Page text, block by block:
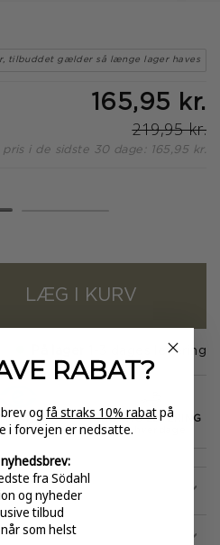
tilbuddet gælder så længe lager haves
165,95 kr.
219,95 kr.
pris i de sidste 30 dage: 165,95 kr.
LÆG I KURV
1-3 dages levering
HURTIG LEVERING
1-3 hverdage
RABAT?
og få straks 10% rabatpå
i forvejen er nedsatte.
fra Södahl
og nyheder
tilbud
som helst